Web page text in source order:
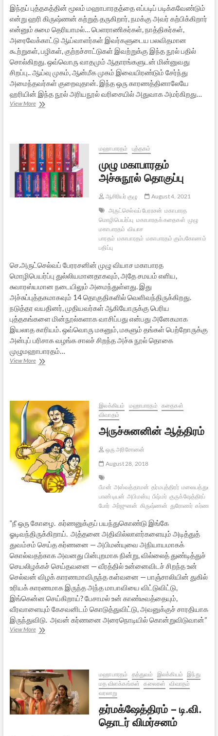
இந்தப் புத்தகத்தின் மூலம் மஹாபாரதத்தை எப்படிப் படிக்கவேண்டும்
என்று ஹரி கிருஷ்ணன் கற்றுத் தருகிறார், நமக்கு அவர் கற்பிக்கிறார்
என்னும் சுமை தெரியாமல்… பெளராணிகர்கள், நாத்திகர்கள்,
அரைவேக்காட்டு ஆய்வாளர்கள் இவர்களுடைய பலவிதமான
கூற்றுகள், பழிகள், குற்றச்சாட்டுகள் இவற்றுக்கு இந்த நூல் பதில்
சொல்கிறது. ஒவ்வொரு வாதமும் ஆதாரங்களுடன் மின்னுவது
சிறப்பு.. ஆய்வு முகம், ஆன்மீக முகம் இவையிரண்டும் சேர்ந்து
அமைந்தவர்கள் குறைவுதான். இந்த ஒரு காரணத்தினாலேயே
ஹரியின் இந்த நூல் அரியநூல் வரிசையில் அதுவாக அமர்கிறது…
View Moreமகாபாரதம்:
அறிமுகம்
மஹாபாரதம் புத்தகம்
முழு மகாபாரதம்
அச்சுநூல் தொகுப்பு
ஆசிரியர் குழு
August 4, 2021
அருட்செல்வப் பேரரசன் மகாபாரத
மொழிபெயர்ப்பு மகாபாரதக் கதைகள் முழு
மகாபாரதம் வியாச
பாரதம் மகாபாரதம் மகாபாரதம் கும்பகோணம்
பதிப்பு
செ.அருட்செல்வப் பேரரசனின் முழு வியாச மகாபாரத
மொழிபெயர்ப்பு துல்லியமானதாகவும், அதே சமயம் எளிய,
சுவாரஸ்யமான நடையிலும் அமைந்துள்ளது. இது
அச்சுப்புத்தகமாகவும் 14 தொகுதிகளில் வெளிவந்திருக்கிறது.
நடுத்தர வயதினர், முதியவர்கள் ஆகியோருக்கு பெரிய
புத்தகங்களை மின்நூல்களாக வாசிப்பது என்பது அனேகமாக
இயலாத காரியம். ஒவ்வொரு மகனும், மகளும் தங்கள் பெற்றோருக்கு
அன்புப் பரிசாக வழங்க சாலச் சிறந்த அச்சு நூல் தொகை
முழுமஹாபாரதம்…
View Moreமுழு
இலக்கியம் மஹாபாரதம் கதைகள்
விவாதம்
அருச்சுனனின் ஆத்திரம்
ஒரு அரிசோனன்
August 28, 2018
பீமன் அஸ்வத்தாமன் தர்மபுத்திரர் மலையத்துவஜ
பாண்டியன் அபிமன்யு பீஷ்மர் குருக்ஷேத்திரப்
போர் அர்ஜுனன் கிருஷ்ணன் துரோணர் கர்ணன்
“நீ ஒரு கோழை. கர்ணனுக்குப் பயந்துகொண்டு இங்கே
ஓடிவந்திருக்கிறாய். அத்தனை அதிவில்லாளர்களையும் அடித்துத்
துவம்சம் செய்த கர்ணனை — அபிமன்யுவை அநியாயமாகக்
கொல்வதற்காக அவனது பின்புறமாக நின்று, வில்லைத் துண்டித்துச்
செயலிழக்கச் செய்தவனை — வீரத்தில் உன்னைவிடச் சிறந்த உன்
செல்வன் விழக் காரணமாவிருந்த கள்வனை — பாஞ்சாலியின் துகில்
உரியக் காரணமாக இருந்த அந்த மாபாவியை விட்டுவிட்டு,
இங்கென்ன செய்கிறாய்? பேசாமல் உன் காண்டீவத்தையும்,
வீரவாளையும் கேசவனிடம் கொடுத்துவிட்டு, அவனுக்குச் சாரதியாக
இருந்துவிடு. அவன் கர்ணனை அரைநொடியில் கொன்றுவிடுவான்”
View Moreஅருச்சுனனின்
மஹாபாரதம் தத்துவம் இலக்கியம்
இந்து
மத விளக்கங்கள்
கலைகள்
விவாதம்
வரலாறு
தர்மக்ஷேத்திரம் – டி.வி.
தொடர் விமர்சனம்